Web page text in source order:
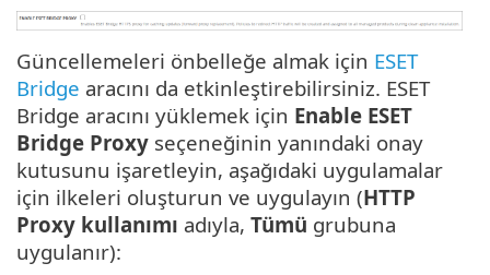
Güncellemeleri önbelleğe almak için ESET
Bridge aracını da etki̇nleşti̇rebilirsiniz. ESET
Bridge aracını yüklemek için Enable ESET
Bridge Proxy seçeneğinin yanındaki onay
kutusunu işaretleyin, aşağıdaki uygulamalar
için ilkeleri oluşturun ve uygulayın (HTTP
Proxy kullanımı adıyla, Tümü grubuna
uygulanır):